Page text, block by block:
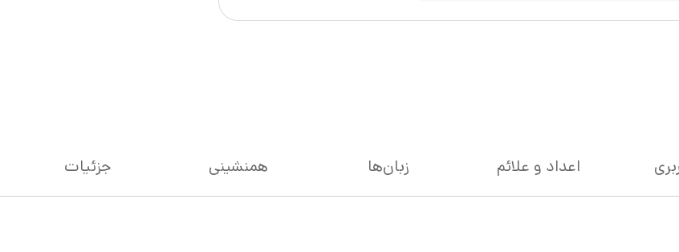
اعداد و علائم زبان‌ها همنشینی جزئیات